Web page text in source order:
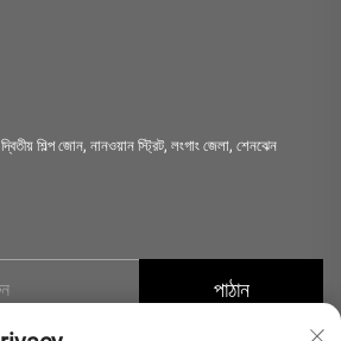
শিল্প জোন, নানওয়ান স্ট্রিট, লংগাং জেলা, শেনঝেন
পাঠান